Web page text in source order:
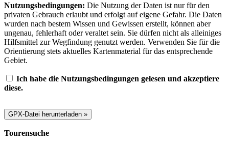
Nutzungsbedingungen: Die Nutzung der Daten ist nur für den
privaten Gebrauch erlaubt und erfolgt auf eigene Gefahr. Die Daten
wurden nach bestem Wissen und Gewissen erstellt, können aber
ungenau, fehlerhaft oder veraltet sein. Sie dürfen nicht als alleiniges
Hilfsmittel zur Wegfindung genutzt werden. Verwenden Sie für die
Orientierung stets aktuelles Kartenmaterial für das entsprechende
Gebiet.
Ich habe die Nutzungsbedingungen gelesen und akzeptiere
diese.
Tourensuche